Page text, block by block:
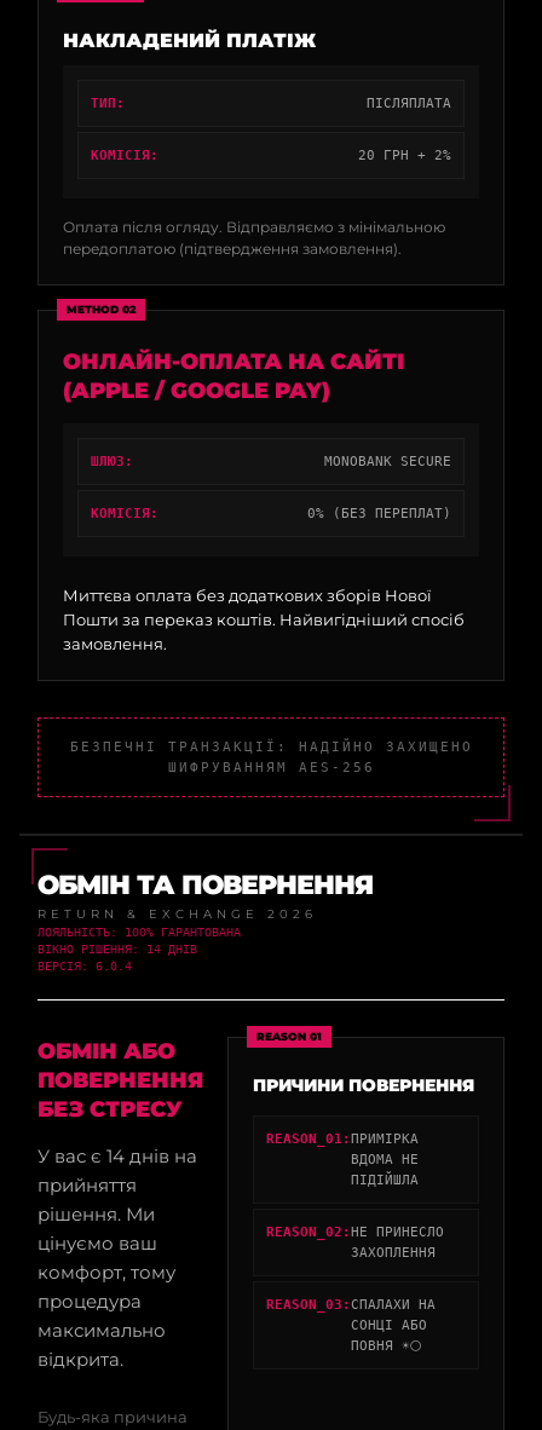
НАКЛАДЕНИЙ ПЛАТІЖ
ТИП: ПІСЛЯПЛАТА
КОМІСІЯ: 20 ГРН + 2%
Оплата після огляду. Відправляємо з мінімальною
передоплатою (підтвердження замовлення).
METHOD 02
ОНЛАЙН-ОПЛАТА НА САЙТІ
(APPLE / GOOGLE PAY)
ШЛЮЗ: MONOBANK SECURE
КОМІСІЯ: 0% (БЕЗ ПЕРЕПЛАТ)
Миттєва оплата без додаткових зборів Нової
Пошти за переказ коштів. Найвигідніший спосіб
замовлення.
БЕЗПЕЧНІ ТРАНЗАКЦІЇ: НАДІЙНО ЗАХИЩЕНО
ШИФРУВАННЯМ AES-256
ОБМІН ТА ПОВЕРНЕННЯ
RETURN & EXCHANGE 2026
ЛОЯЛЬНІСТЬ: 100% ГАРАНТОВАНА
ВІКНО РІШЕННЯ: 14 ДНІВ
ВЕРСІЯ: 6.0.4
ОБМІН АБО
ПОВЕРНЕННЯ
БЕЗ СТРЕСУ
У вас є 14 днів на
прийняття
рішення. Ми
цінуємо ваш
комфорт, тому
процедура
максимально
відкрита.
Будь-яка причина
REASON 01
ПРИЧИНИ ПОВЕРНЕННЯ
REASON_01:ПРИМІРКА
ВДОМА НЕ
ПІДІЙШЛА
REASON_02:НЕ ПРИНЕСЛО
ЗАХОПЛЕННЯ
REASON_03:СПАЛАХИ НА
СОНЦІ АБО
ПОВНЯ ☀️🌕